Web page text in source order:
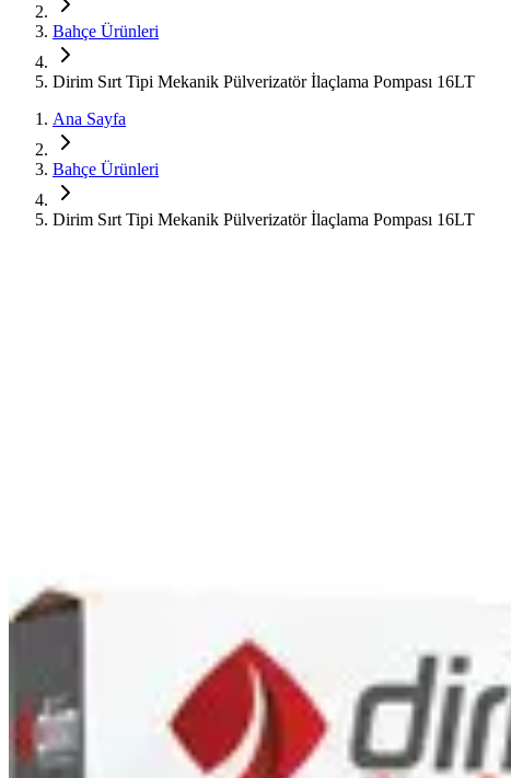
Bahçe Ürünleri
Dirim Sırt Tipi Mekanik Pülverizatör İlaçlama Pompası 16LT
Ana Sayfa
Bahçe Ürünleri
Dirim Sırt Tipi Mekanik Pülverizatör İlaçlama Pompası 16LT